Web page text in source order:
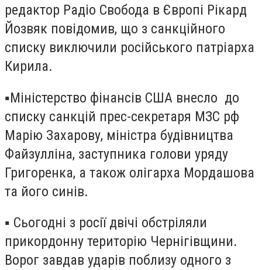
редактор Радіо Свобода в Європі Рікард
Йозвяк повідомив, що з санкційного
списку виключили російського патріарха
Кирила.
▪️Міністерство фінансів США внесло до
списку санкцій прес-секретаря МЗС рф
Марію Захарову, міністра будівництва
Файзулліна, заступника голови уряду
Григоренка, а також олігарха Мордашова
та його синів.
▪️ Сьогодні з росії двічі обстріляли
прикордонну територію Чернігівщини.
Ворог завдав ударів поблизу одного з